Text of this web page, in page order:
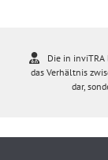
Die in
das Verhältnis
dar,